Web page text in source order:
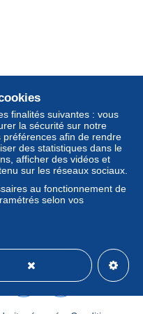
comportent
avenues. Les
Delcampe, telles
d’utilisation
dans les14 jours
final de la part du
DA POSTE
DAL 1
SARA' PIU
finalités suivantes : vous
la sécurité sur notre
afin de rendre
des statistiques dans le
afficher des vidéos et
sur les réseaux sociaux.
au fonctionnement de
selon vos